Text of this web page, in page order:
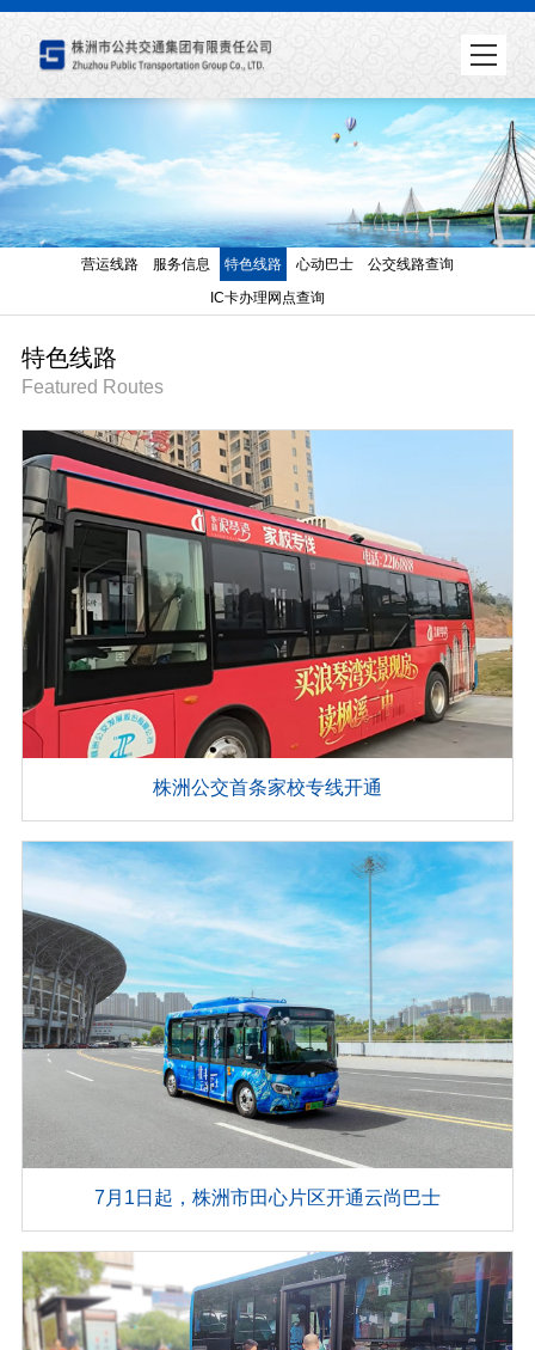
营运线路 服务信息 特色线路 心动巴士 公交线路查询
IC卡办理网点查询
特色线路
Featured Routes
株洲公交首条家校专线开通
7月1日起，株洲市田心片区开通云尚巴士